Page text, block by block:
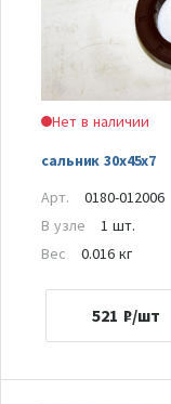
Нет в наличии
сальник 30х45х7
Арт.
0180-012006
В узле
1 шт.
Вес
0.016 кг
521 ₽/шт